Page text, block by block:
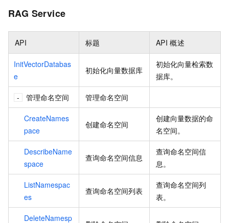
RAG Service
API 标题 API 概述
InitVectorDatabas
e
初始化向量数据库
初始化向量检索数
据库。
管理命名空间 管理命名空间
CreateNames
pace
创建命名空间
创建向量数据的命
名空间。
DescribeName
space
查询命名空间信息
查询命名空间信
息。
ListNamespac
es
查询命名空间列表
查询命名空间列
表。
DeleteNamesp